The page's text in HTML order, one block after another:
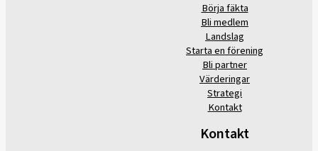
Börja fäkta
Bli medlem
Landslag
Starta en förening
Bli partner
Värderingar
Strategi
Kontakt
Kontakt